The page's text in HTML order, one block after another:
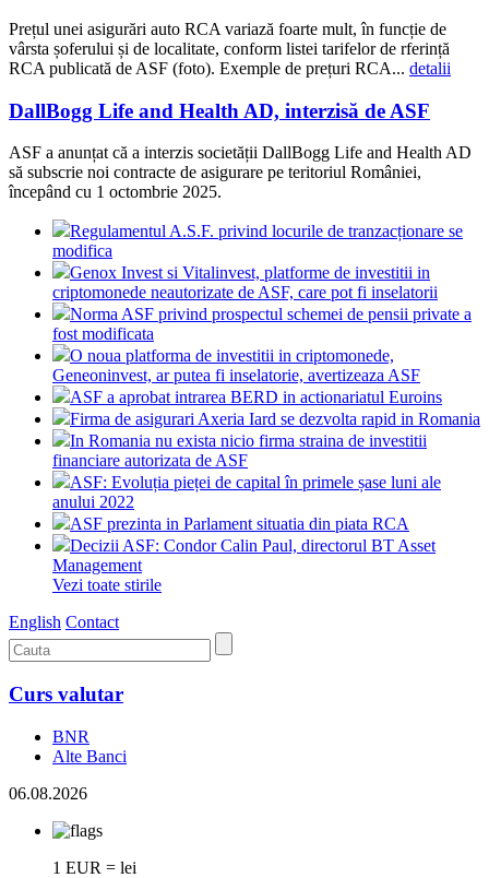
Prețul unei asigurări auto RCA variază foarte mult, în funcție de
vârsta șoferului și de localitate, conform listei tarifelor de rferință
RCA publicată de ASF (foto). Exemple de prețuri RCA... detalii
DallBogg Life and Health AD, interzisă de ASF
ASF a anunțat că a interzis societății DallBogg Life and Health AD
să subscrie noi contracte de asigurare pe teritoriul României,
începând cu 1 octombrie 2025.
Regulamentul A.S.F. privind locurile de tranzacționare se
modifica
Genox Invest si Vitalinvest, platforme de investitii in
criptomonede neautorizate de ASF, care pot fi inselatorii
Norma ASF privind prospectul schemei de pensii private a
fost modificata
O noua platforma de investitii in criptomonede,
Geneoninvest, ar putea fi inselatorie, avertizeaza ASF
ASF a aprobat intrarea BERD in actionariatul Euroins
Firma de asigurari Axeria Iard se dezvolta rapid in Romania
In Romania nu exista nicio firma straina de investitii
financiare autorizata de ASF
ASF: Evoluția pieței de capital în primele șase luni ale
anului 2022
ASF prezinta in Parlament situatia din piata RCA
Decizii ASF: Condor Calin Paul, directorul BT Asset
Management
Vezi toate stirile
English Contact
Curs valutar
BNR
Alte Banci
06.08.2026
1 EUR = lei